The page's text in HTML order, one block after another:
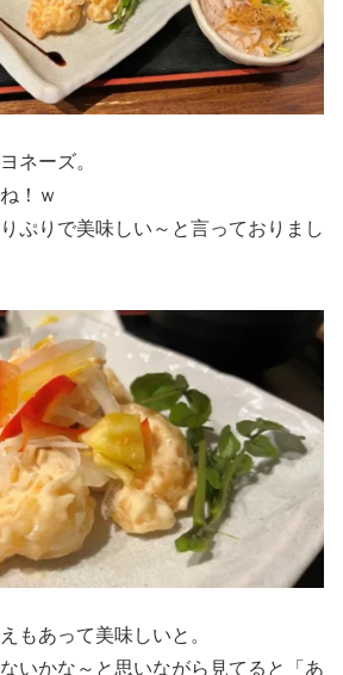
ネーズ。
！ｗ
ぷりで美味しい～と言っておりまし
もあって美味しいと。
いかな～と思いながら見てると「あ